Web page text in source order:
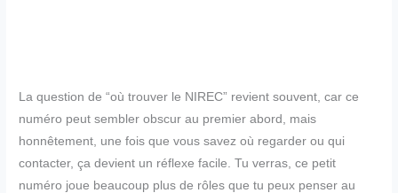
La question de “où trouver le NIREC” revient souvent, car ce
numéro peut sembler obscur au premier abord, mais
honnêtement, une fois que vous savez où regarder ou qui
contacter, ça devient un réflexe facile. Tu verras, ce petit
numéro joue beaucoup plus de rôles que tu peux penser au